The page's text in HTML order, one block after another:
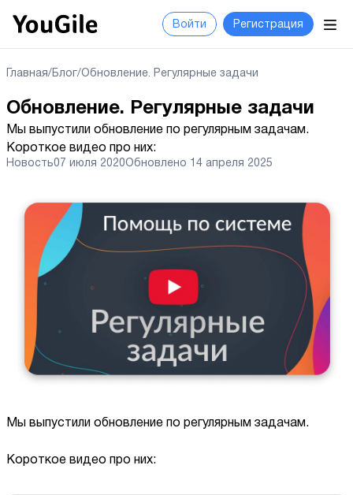
Войти Регистрация
Главная/ Блог/Обновление. Регулярные задачи
Обновление. Регулярные задачи
Мы выпустили обновление по регулярным задачам.
Короткое видео про них:
Новость07 июля 2020Обновлено 14 апреля 2025
Мы выпустили обновление по регулярным задачам.
Короткое видео про них: